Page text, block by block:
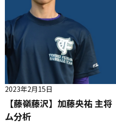
【藤嶺藤沢】加藤央祐 主
ム分析
2023年2月15日